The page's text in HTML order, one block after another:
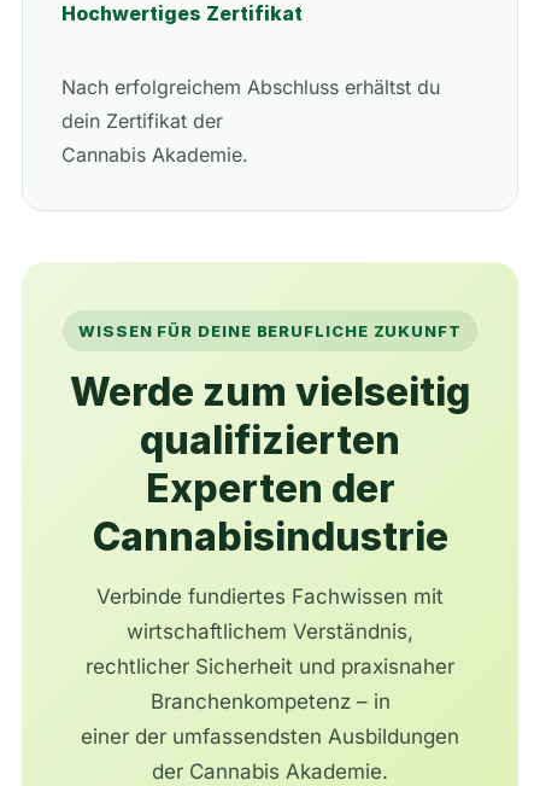
Hochwertiges Zertifikat
Nach erfolgreichem Abschluss erhältst du
dein Zertifikat der
Cannabis Akademie.
WISSEN FÜR DEINE BERUFLICHE ZUKUNFT
Werde zum vielseitig
qualifizierten
Experten der
Cannabisindustrie
Verbinde fundiertes Fachwissen mit
wirtschaftlichem Verständnis,
rechtlicher Sicherheit und praxisnaher
Branchenkompetenz – in
einer der umfassendsten Ausbildungen
der Cannabis Akademie.